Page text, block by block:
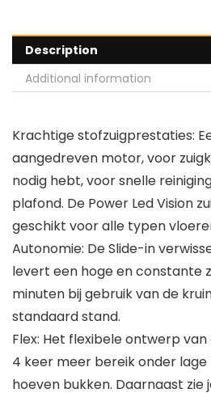
Description
Additional information
Krachtige stofzuigprestaties:
aangedreven motor, voor
nodig hebt, voor snelle
plafond. De Power Led Vision
geschikt voor alle typen
Autonomie: De Slide-in
levert een hoge en constante
minuten bij gebruik van de
standaard stand.
Flex: Het flexibele ontwerp
4 keer meer bereik onder
hoeven bukken. Daarnaast